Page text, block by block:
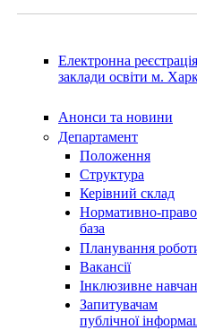
Електронна
заклади освіти м.
Анонси та новини
Департамент
Положення
Структура
Керівний склад
Нормативно-
база
Планування
Вакансії
Інклюзивне
Запитувачам
публічної